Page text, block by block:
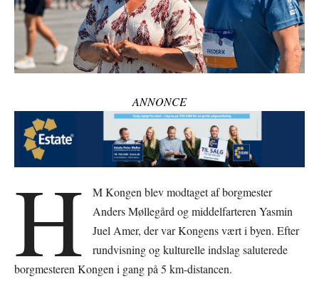
ANNONCE
H
M Kongen blev modtaget af borgmester
Anders Møllegård og middelfarteren Yasmin
Juel Amer, der var Kongens vært i byen. Efter
rundvisning og kulturelle indslag saluterede
borgmesteren Kongen i gang på 5 km-distancen.